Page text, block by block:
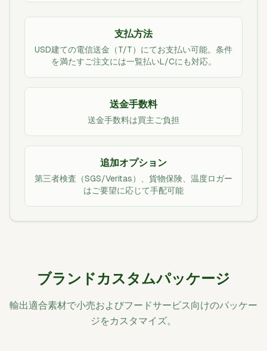
支払方法
USD建ての電信送金（T/T）にてお支払い可能。条件
を満たすご注文には一覧払いL/Cにも対応。
送金手数料
送金手数料は買主ご負担
追加オプション
第三者検査（SGS/Veritas）、貨物保険、温度ロガー
はご要望に応じて手配可能
ブランドカスタムパッケージ
輸出適合素材で小売およびフードサービス向けのパッケー
ジをカスタマイズ。